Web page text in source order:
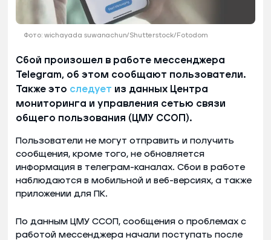
Фото: wichayada suwanachun/Shutterstock/Fotodom
Сбой произошел в работе мессенджера
Telegram, об этом сообщают пользователи.
Также это следует из данных Центра
мониторинга и управления сетью связи
общего пользования (ЦМУ ССОП).
Пользователи не могут отправить и получить
сообщения, кроме того, не обновляется
информация в телеграм-каналах. Сбои в работе
наблюдаются в мобильной и веб-версиях, а также
приложении для ПК.
По данным ЦМУ ССОП, сообщения о проблемах с
работой мессенджера начали поступать после